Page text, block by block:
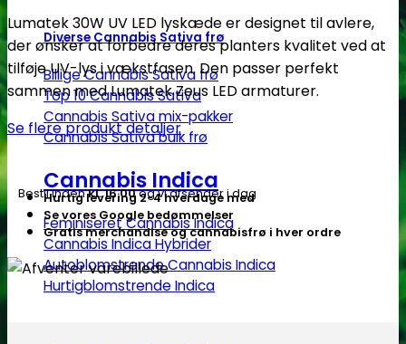
Diverse Cannabis Sativa frø
Billige Cannabis Sativa frø
Top 10 Cannabis Sativa
Cannabis Sativa mix-pakker
Cannabis Sativa bulk frø
Cannabis Indica
Feminiseret Cannabis Indica
Cannabis Indica Hybrider
Autoblomstrende Cannabis Indica
Hurtigblomstrende Indica
UV
LED
lysskinne
antal
Lumatek 30W UV LED lyskæde er designet til avlere,
der ønsker at forbedre deres planters kvalitet ved at
tilføje UV-lys i vækstfasen. Den passer perfekt
sammen med Lumatek Zeus LED armaturer.
Se flere produkt detaljer
Bestil indenkl. 16.00og vi afsender i dag
Hurtig levering 2-4 hverdage med
Se vores Google bedømmelser
Gratis merchandise og cannabisfrø i hver ordre